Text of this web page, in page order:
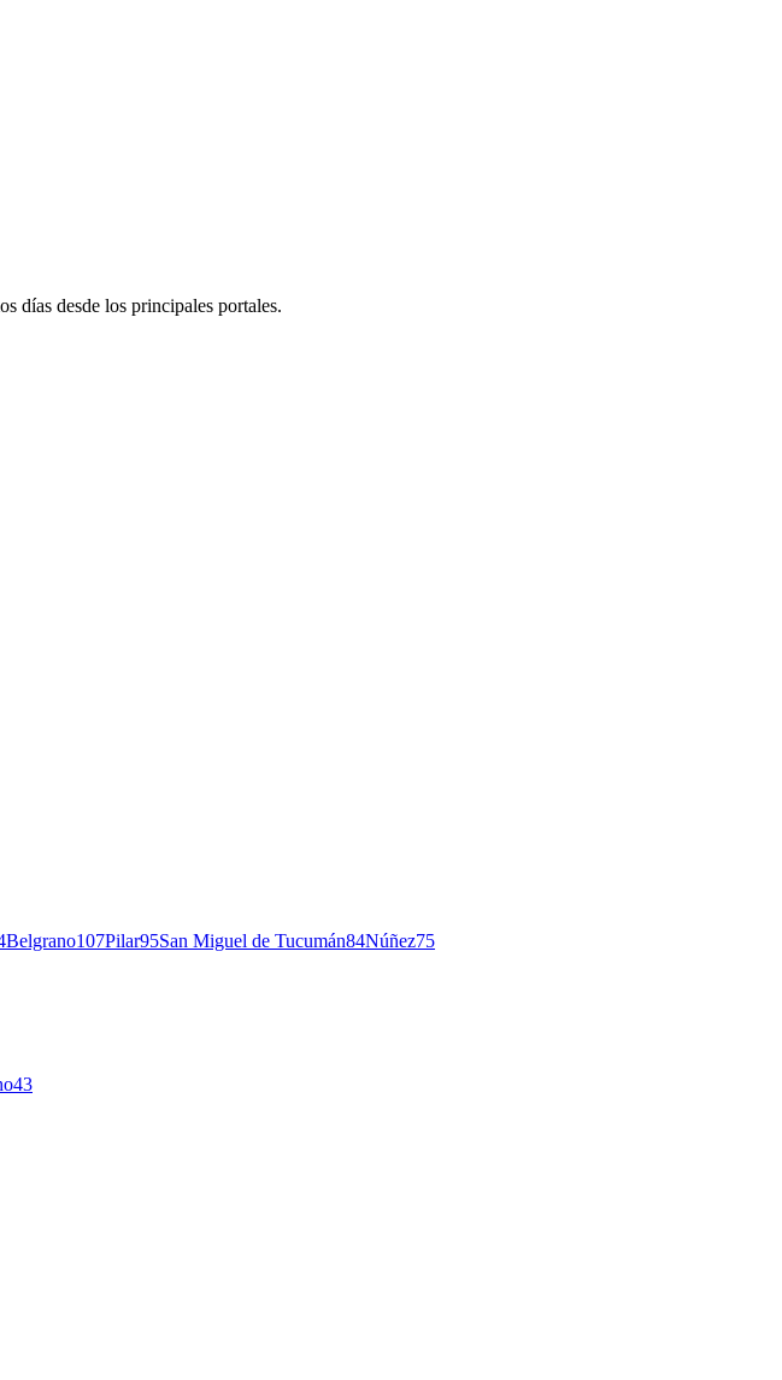
días desde los principales portales.
Belgrano107Pilar95San Miguel de Tucumán84Núñez75
43